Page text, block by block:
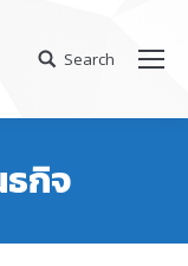
Search:
Search
กิจ